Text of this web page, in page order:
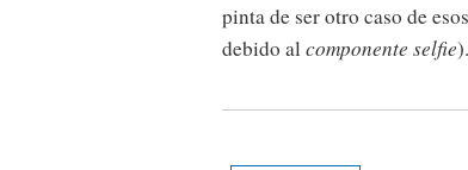
pinta de ser otro caso de
debido al componente selfie